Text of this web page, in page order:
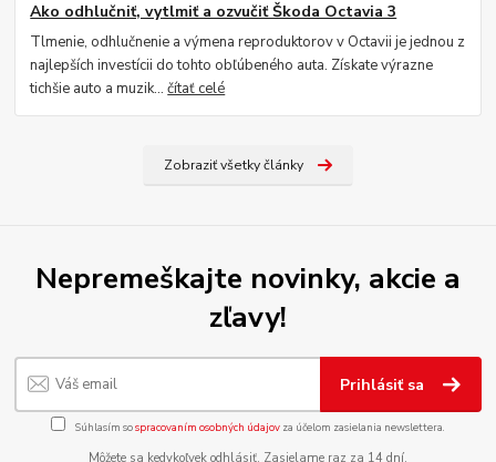
Ako odhlučniť, vytlmiť a ozvučiť Škoda Octavia 3
Tlmenie, odhlučnenie a výmena reproduktorov v Octavii je jednou z
najlepších investícii do tohto obľúbeného auta. Získate výrazne
tichšie auto a muzik...čítať celé
Zobraziť všetky články
Nepremeškajte novinky, akcie a
zľavy!
Prihlásiť sa
Súhlasím sospracovaním osobných údajov za účelom zasielania newslettera.
Môžete sa kedykoľvek odhlásiť. Zasielame raz za 14 dní.